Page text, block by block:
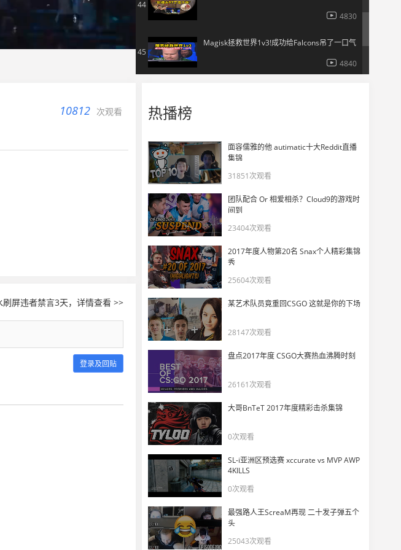
44
4830
45
Magisk拯救世界1v3!成功给Falcons吊了一口气
4840
DANK1NG看Falcons晋级半决赛会师Vitality！
10949
NiKo烟中扫射转移＋烟中单点爆头
12082
7120
10812 次观看
刷屏违者禁言3天，详情查看 >>
登录及回贴
热播榜
面容儒雅的他 autimatic十大Reddit直播
集锦
31851次观看
团队配合 Or 相爱相杀？Cloud9的游戏时
间到
23404次观看
2017年度人物第20名 Snax个人精彩集锦
秀
25604次观看
某艺术队员竟重回CSGO 这就是你的下场
28147次观看
盘点2017年度 CSGO大赛热血沸腾时刻
26161次观看
大哥BnTeT 2017年度精彩击杀集锦
0次观看
SL-i亚洲区预选赛 xccurate vs MVP AWP
4KILLS
0次观看
最强路人王ScreaM再现 二十发子弹五个
头
25043次观看